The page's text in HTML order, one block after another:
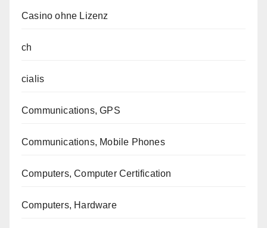
Casino ohne Lizenz
ch
cialis
Communications, GPS
Communications, Mobile Phones
Computers, Computer Certification
Computers, Hardware